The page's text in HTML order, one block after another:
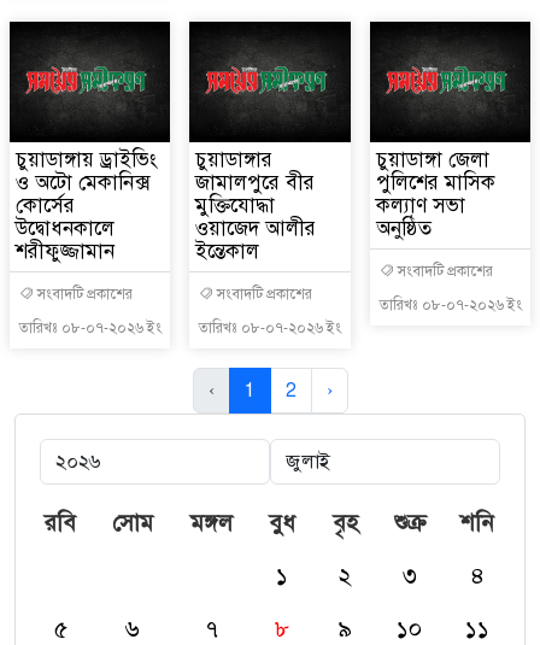
চুয়াডাঙ্গায় ড্রাইভিং
ও অটো মেকানিক্স
কোর্সের
উদ্বোধনকালে
শরীফুজ্জামান
সংবাদটি প্রকাশের
তারিখঃ ০৮-০৭-২০২৬ ইং
চুয়াডাঙ্গার
জামালপুরে বীর
মুক্তিযোদ্ধা
ওয়াজেদ আলীর
ইন্তেকাল
সংবাদটি প্রকাশের
তারিখঃ ০৮-০৭-২০২৬ ইং
চুয়াডাঙ্গা জেলা
পুলিশের মাসিক
কল্যাণ সভা
অনুষ্ঠিত
সংবাদটি প্রকাশের
তারিখঃ ০৮-০৭-২০২৬ ইং
‹ 1 2 ›
রবি সোম মঙ্গল বুধ বৃহ শুক্র
শনি
১
২ ৩
৪
৫
৬ ৭ ৮ ৯ ১০
১১